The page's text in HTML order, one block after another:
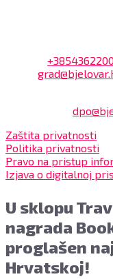
Zaštita privatnosti
Politika privatnosti
Pravo na pristup
Izjava o digitalnoj
U sklopu
nagrada
proglašen
Hrvatskoj!